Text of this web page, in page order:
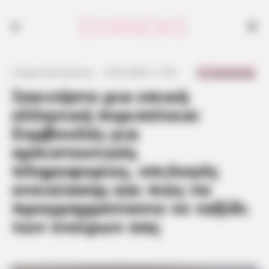
Ξεκινήστε μια επική
ελληνική περιπέτεια:
Συμβουλές για
εμπιστευτικές
πληροφορίες, επιλογές
ενοικίασης και πώς να
προγραμματίσετε το ταξίδι
των ονείρων σας